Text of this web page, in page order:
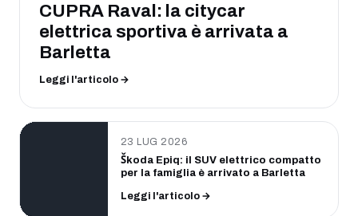
CUPRA Raval: la citycar
elettrica sportiva è arrivata a
Barletta
Leggi l'articolo →
23 LUG 2026
Škoda Epiq: il SUV elettrico compatto
per la famiglia è arrivato a Barletta
Leggi l'articolo →